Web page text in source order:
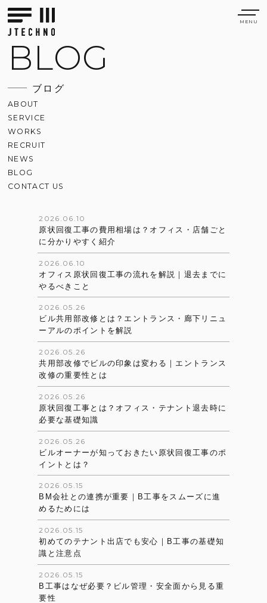
BLOG
ブログ
ABOUT
SERVICE
WORKS
RECRUIT
NEWS
BLOG
CONTACT US
2026.06.10
原状回復工事の費用相場は？オフィス・店舗ごと
に分かりやすく紹介
2026.06.10
オフィス原状回復工事の流れを解説｜退去までに
やるべきこと
2026.05.26
ビル共用部改修とは？エントランス・廊下リニュ
ーアルのポイントを解説
2026.05.26
共用部改修でビルの印象は変わる｜エントランス
改修の重要性とは
2026.05.26
原状回復工事とは？オフィス・テナント退去時に
必要な基礎知識
2026.05.26
ビルオーナーが知っておきたい原状回復工事のポ
イントとは？
2026.05.15
BM会社との連携が重要｜B工事をスムーズに進
めるためには
2026.05.15
初めてのテナント出店でも安心｜B工事の基礎知
識と注意点
2026.05.15
B工事はなぜ必要？ビル管理・安全面から見る重
要性